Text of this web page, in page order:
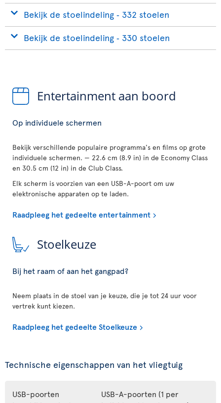
Bekijk de stoelindeling ‐ 332 stoelen
Bekijk de stoelindeling ‐ 330 stoelen
Entertainment aan boord
Op individuele schermen
Bekijk verschillende populaire programma's en films op grote
individuele schermen. — 22.6 cm (8.9 in) in de Economy Class
en 30.5 cm (12 in) in de Club Class.
Elk scherm is voorzien van een USB-A-poort om uw
elektronische apparaten op te laden.
Raadpleeg het gedeelte entertainment
Stoelkeuze
Bij het raam of aan het gangpad?
Neem plaats in de stoel van je keuze, die je tot 24 uur voor
vertrek kunt kiezen.
Raadpleeg het gedeelte Stoelkeuze
Technische eigenschappen van het vliegtuig
USB-poorten
USB-A-poorten (1 per